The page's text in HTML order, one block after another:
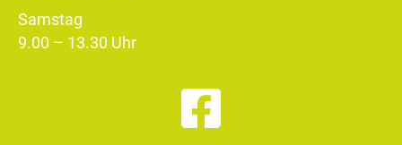
Samstag
9.00 – 13.30 Uhr